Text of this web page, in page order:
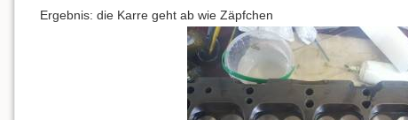
Ergebnis: die Karre geht ab wie Zäpfchen